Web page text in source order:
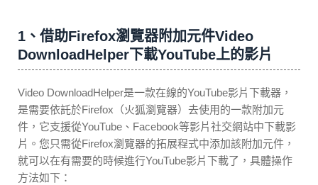
1、借助Firefox瀏覽器附加元件Video
DownloadHelper下載YouTube上的影片
Video DownloadHelper是一款在線的YouTube影片下載器，
是需要依託於Firefox（火狐瀏覽器）去使用的一款附加元
件，它支援從YouTube、Facebook等影片社交網站中下載影
片。您只需從Firefox瀏覽器的拓展程式中添加該附加元件，
就可以在有需要的時候進行YouTube影片下載了，具體操作
方法如下：